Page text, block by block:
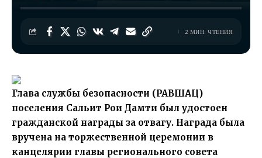
2 МИН. ЧТЕНИЯ
Глава службы безопасности (РАВШАЦ)
поселения Сальит Рои Дамти был удостоен
гражданской награды за отвагу. Награда была
вручена на торжественной церемонии в
канцелярии главы регионального совета